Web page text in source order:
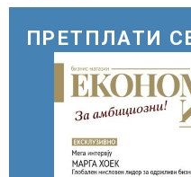
прилепски
ПРЕТПЛАТИ